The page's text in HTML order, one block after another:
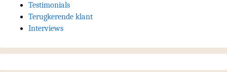
Testimonials
Terugkerende klant
Interviews